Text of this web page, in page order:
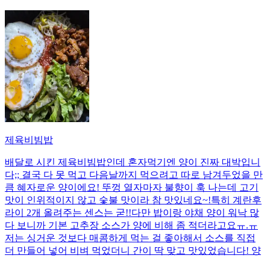
제육비빔밥
배달로 시킨 제육비빔밥인데 혼자먹기엔 양이 진짜 대박입니
다;; 결국 다 못 먹고 다음날까지 먹으려고 따로 남겨두었을 만
큼 혜자로운 양이에요! 뚜껑 열자마자 불향이 훅 나는데 고기
맛이 인위적이지 않고 숯불 맛이라 참 맛있네요~!특히 계란후
라이 2개 올려주는 센스는 굳!! ​다만 밥이랑 야채 양이 워낙 많
다 보니까 기본 고추장 소스가 양에 비해 좀 적더라고요ㅠ.ㅠ
저는 싱거운 것보다 매콤하게 먹는 걸 좋아해서 소스를 직접
더 만들어 넣어 비벼 먹었더니 간이 딱 맞고 맛있었습니다! 양